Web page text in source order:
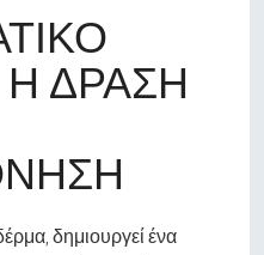
Η ΔΡΆΣΗ
δημιουργεί ένα